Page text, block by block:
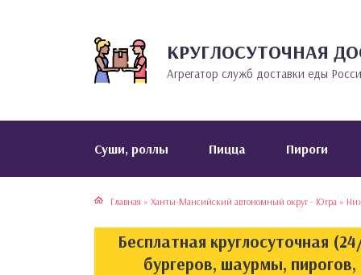
КРУГЛОСУТОЧНАЯ
Агрегатор служб доставки еды
Cуши, роллы Пицца Пироги
Главная » Ханты-Мансийский автономный округ - Югра »
Бесплатная круглосуточная
бургеров, шаурмы,
кухня